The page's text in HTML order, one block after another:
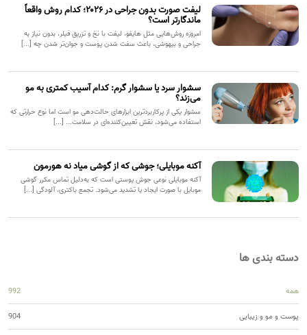
لیفت صورت بدون جراحی در ۲۰۲۶؛ کدام روش واقعاً
ماندگارتر است؟
امروزه روش‌هایی مثل هایفو، لیفت با نخ و تزریق فیلر، بدون نیاز به
جراحی و بیهوشی، باعث سفت شدن پوست و جوان‌تر شدن چه [...]
سشوار سرد یا سشوار گرم: کدام آسیب کمتری به مو
می‌زند؟
سشوار یکی از پرکاربردترین ابزارهای حالت‌دهی مو است اما نوع حرارتی که
استفاده می‌شود، نقش تعیین‌کننده‌ای در سلامت... [...]
آکنه موبایلی؛ جوشی که از گوشی میاد نه هورمون
آکنه موبایلی نوعی جوش پوستی است که به‌دلیل تماس مکرر گوشی
موبایل با صورت ایجاد یا تشدید می‌شود. تجمع باکتری، آلودگی [...]
دسته بندی ها
همه 992
پوست و مو و زیبایی 904